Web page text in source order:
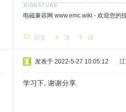
电磁兼容网 www.emc.wiki - 欢迎您的
回复 顶 踩
发表于 2022-5-27 10:05:12
学习下, 谢谢分享.